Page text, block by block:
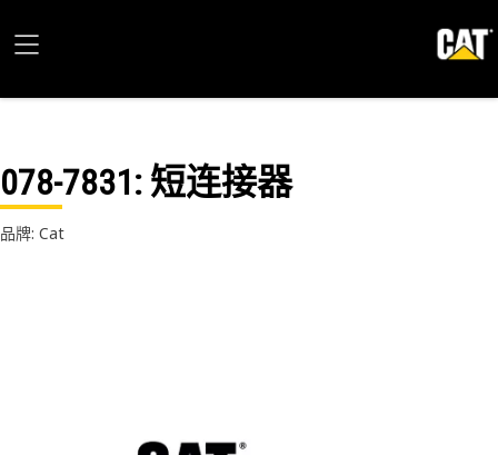
078-7831: 短连接器
品牌: Cat